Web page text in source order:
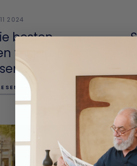
2024
besten
für junge